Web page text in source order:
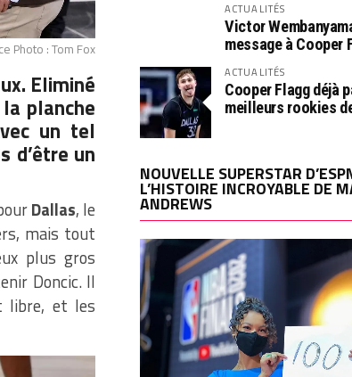
Photo : Tom Fox
Eliminé
planche
un tel
d’être un
Dallas, le
mais tout
plus gros
Doncic. Il
libre, et les
ACTUALITÉS
Victor
message à Cooper
ACTUALITÉS
Cooper Flagg déjà
meilleurs rookies
NOUVELLE SUPERSTAR
L’HISTOIRE INCROYABLE DE
ANDREWS